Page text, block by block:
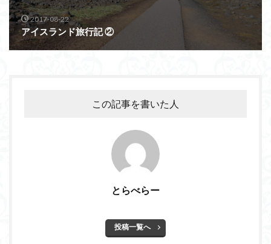
2017-08-22
アイスランド旅行記 ②
この記事を書いた人
とらべらー
投稿一覧へ